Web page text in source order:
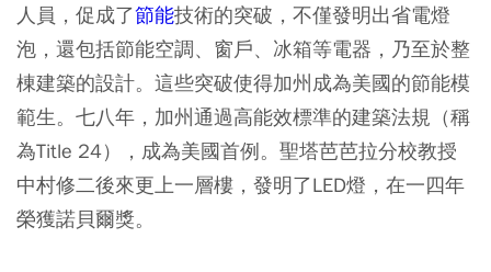
人員，促成了節能技術的突破，不僅發明出省電燈
泡，還包括節能空調、窗戶、冰箱等電器，乃至於整
棟建築的設計。這些突破使得加州成為美國的節能模
範生。七八年，加州通過高能效標準的建築法規（稱
為Title 24），成為美國首例。聖塔芭芭拉分校教授
中村修二後來更上一層樓，發明了LED燈，在一四年
榮獲諾貝爾獎。